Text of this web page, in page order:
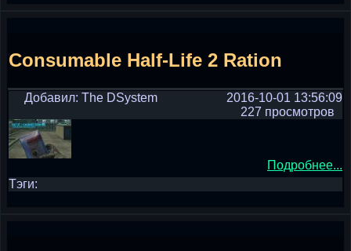
Consumable Half-Life 2 Ration
Добавил: The DSystem
2016-10-01 13:56:09
227 просмотров
Подробнее...
Тэги: